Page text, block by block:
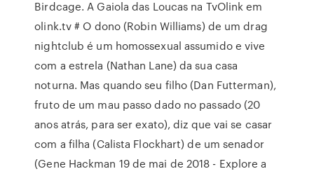
Birdcage. A Gaiola das Loucas na TvOlink em
olink.tv # O dono (Robin Williams) de um drag
nightclub é um homossexual assumido e vive
com a estrela (Nathan Lane) da sua casa
noturna. Mas quando seu filho (Dan Futterman),
fruto de um mau passo dado no passado (20
anos atrás, para ser exato), diz que vai se casar
com a filha (Calista Flockhart) de um senador
(Gene Hackman 19 de mai de 2018 - Explore a